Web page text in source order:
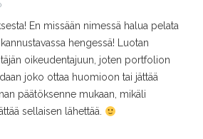
En missään nimessä halua pelata
hengessä! Luotan
oikeudentajuun, joten portfolion
joko ottaa huomioon tai jättää
päätöksenne mukaan, mikäli
sellaisen lähettää.